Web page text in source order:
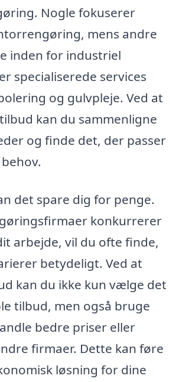
Nogle fokuserer
mens andre
inden for industriel
specialiserede services
og gulvpleje. Ved at
kan du sammenligne
og finde det, der passer
det spare dig for penge.
konkurrerer
arbejde, vil du ofte finde,
betydeligt. Ved at
kan du ikke kun vælge det
tilbud, men også bruge
bedre priser eller
firmaer. Dette kan føre
løsning for dine